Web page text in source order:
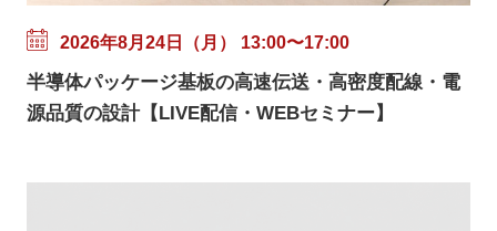
2026年8月24日（月） 13:00〜17:00
半導体パッケージ基板の高速伝送・高密度配線・電
源品質の設計【LIVE配信・WEBセミナー】